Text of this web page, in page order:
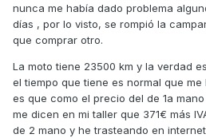
nunca me había dado problema
días , por lo visto, se rompió la
que comprar otro.
La moto tiene 23500 km y la verdad
el tiempo que tiene es normal que
es que como el precio del de 1a
me dicen en mi taller que 371€ más
de 2 mano y he trasteando en